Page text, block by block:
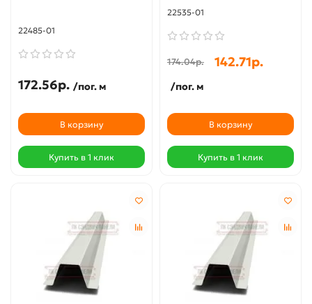
22485-01
172.56р. /пог. м
В корзину
Купить в 1 клик
22535-01
174.04р. 142.71р.
/пог. м
В корзину
Купить в 1 клик